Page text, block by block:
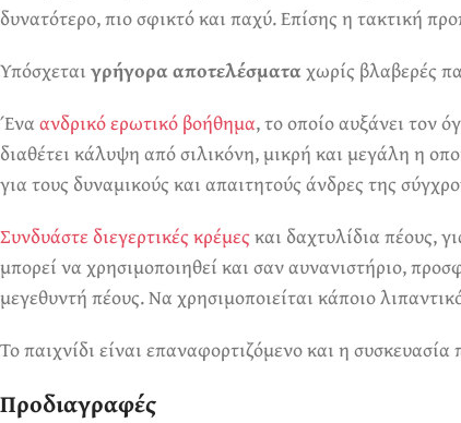
δυνατότερο, πιο σφικτό και παχύ. Επίσης η τακτική
Υπόσχεταιγρήγορα αποτελέσματαχωρίς βλαβερές
Έναανδρικό ερωτικό βοήθημα, το οποίο αυξάνει τον
διαθέτει κάλυψη από σιλικόνη, μικρή και μεγάλη η
για τους δυναμικούς και απαιτητούς άνδρες της
Συνδυάστε διεγερτικές κρέμεςκαι δαχτυλίδια πέους,
μπορεί να χρησιμοποιηθεί και σαν αυνανιστήριο,
μεγεθυντή πέους. Να χρησιμοποιείται κάποιο
Το παιχνίδι είναι επαναφορτιζόμενο και η
Προδιαγραφές